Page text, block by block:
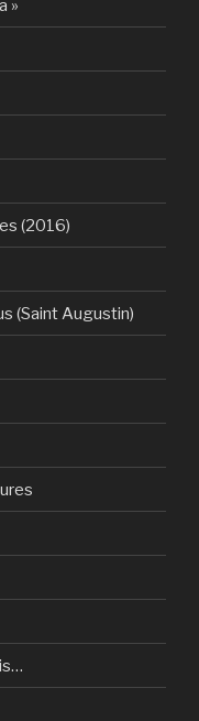
»
(2016)
(Saint Augustin)